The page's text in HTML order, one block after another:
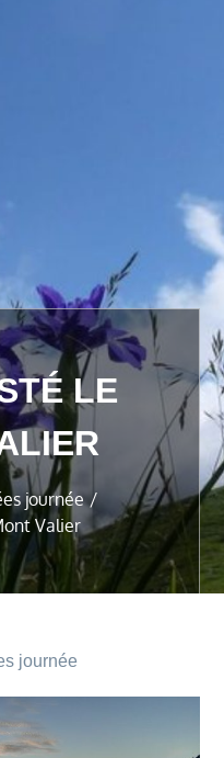
LE
journée
Valier
journée